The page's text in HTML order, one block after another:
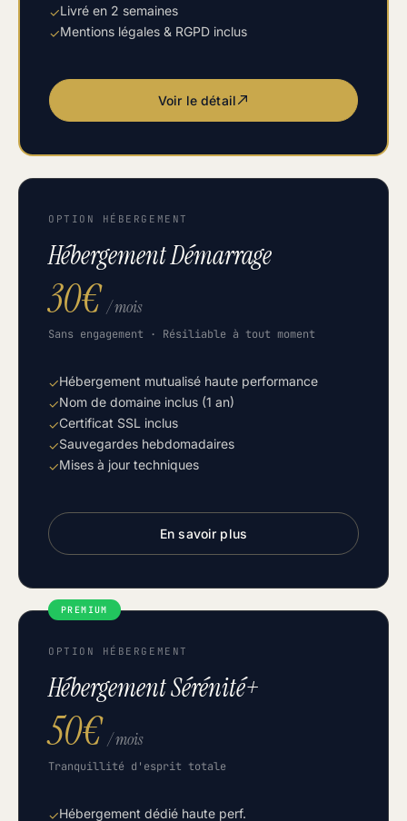
✓Livré en 2 semaines
✓Mentions légales & RGPD inclus
Voir le détail
OPTION HÉBERGEMENT
Hébergement Démarrage
30€/ mois
Sans engagement · Résiliable à tout moment
✓Hébergement mutualisé haute performance
✓Nom de domaine inclus (1 an)
✓Certificat SSL inclus
✓Sauvegardes hebdomadaires
✓Mises à jour techniques
En savoir plus
PREMIUM
OPTION HÉBERGEMENT
Hébergement Sérénité+
50€/ mois
Tranquillité d'esprit totale
✓Hébergement dédié haute perf.